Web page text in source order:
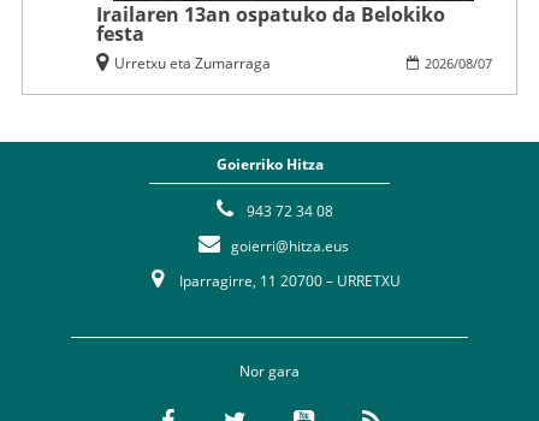
Irailaren 13an ospatuko da Belokiko
festa
2026/08/07
Urretxu eta Zumarraga
Goierriko Hitza
943 72 34 08
goierri@hitza.eus
Iparragirre, 11 20700 – URRETXU
Nor gara